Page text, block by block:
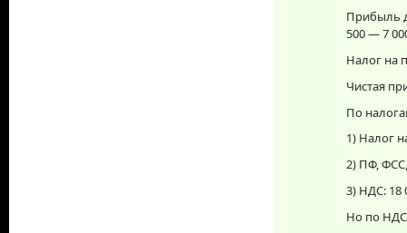
Прибыль
500 — 7
Налог на
Чистая
По
1) Налог
2) ПФ,
3) НДС: 18
Но по НДС